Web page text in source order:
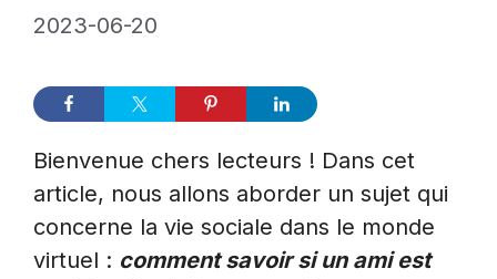
2023-06-20
Bienvenue chers lecteurs ! Dans cet
article, nous allons aborder un sujet qui
concerne la vie sociale dans le monde
virtuel : comment savoir si un ami est